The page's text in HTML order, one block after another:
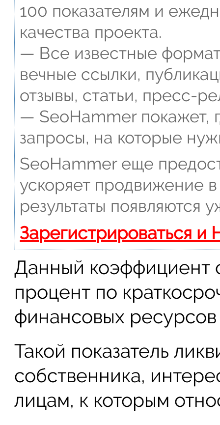
100 показателям и
качества проекта.
— Все известные
вечные ссылки,
отзывы, статьи, пресс-
— SeoHammer покажет,
запросы, на которые
SeoHammer еще
ускоряет продвижение
результаты появляются
Зарегистрироваться и
Данный коэффициент
процент по
финансовых
Такой показатель
собственника,
лицам, к которым